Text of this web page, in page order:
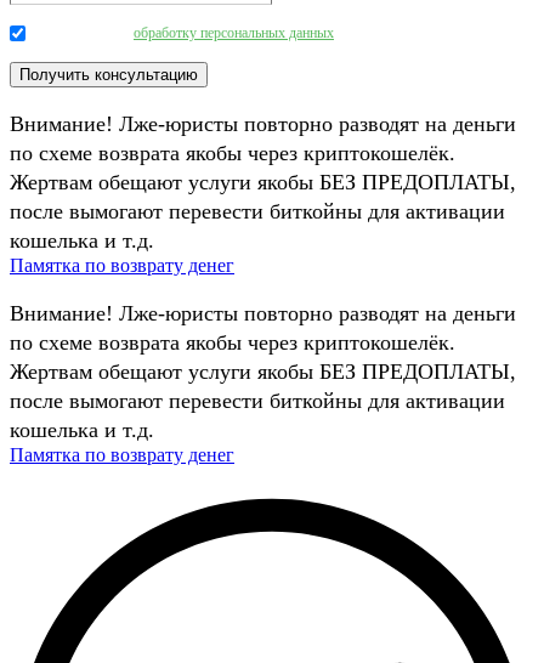
обработку персональных данных
Внимание! Лже-юристы повторно разводят на деньги
по схеме возврата якобы через криптокошелёк.
Жертвам обещают услуги якобы БЕЗ ПРЕДОПЛАТЫ,
после вымогают перевести биткойны для активации
кошелька и т.д.
Памятка по возврату денег
Внимание! Лже-юристы повторно разводят на деньги
по схеме возврата якобы через криптокошелёк.
Жертвам обещают услуги якобы БЕЗ ПРЕДОПЛАТЫ,
после вымогают перевести биткойны для активации
кошелька и т.д.
Памятка по возврату денег